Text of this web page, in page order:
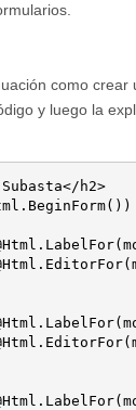
como crear
y luego la
h2>